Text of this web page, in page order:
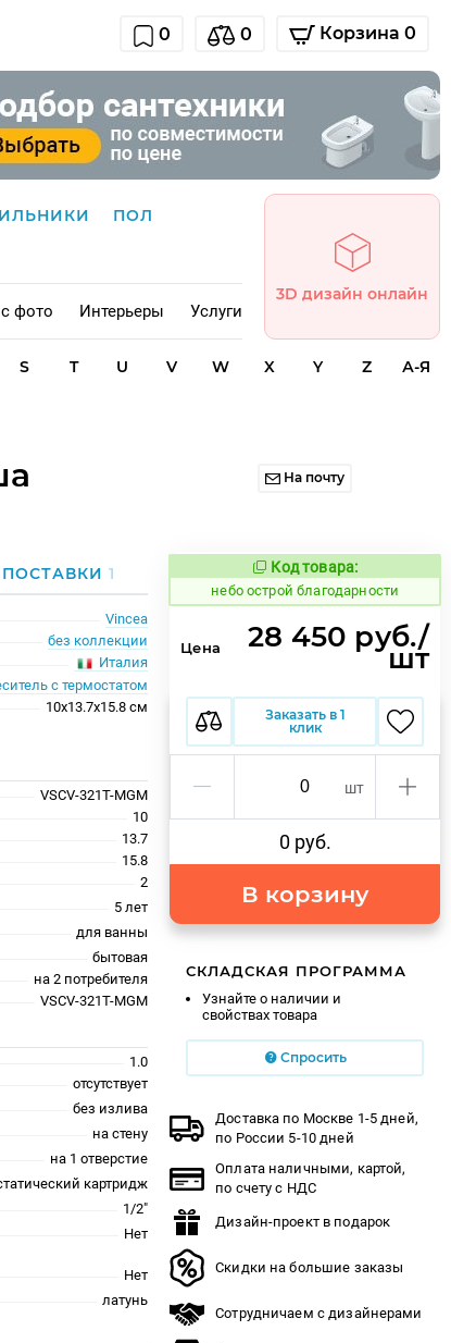
0 0 Корзина 0
ПОЛ
фото Интерьеры Услуги
3D дизайн онлайн
S T U V W X Y Z А-Я
На почту
ПОСТАВКИ1
Vincea
без коллекции
Италия
с термостатом
10x13.7x15.8 см
VSCV-321T-MGM
10
13.7
15.8
2
5 лет
для ванны
бытовая
на 2 потребителя
VSCV-321T-MGM
1.0
отсутствует
без излива
на стену
на 1 отверстие
картридж
1/2"
Нет
Нет
латунь
Код товара:
1117878 Код товара:
небо острой благодарности
Цена 28 450 руб./
шт
Заказать в 1
клик
шт
0 руб.
В корзину
СКЛАДСКАЯ ПРОГРАММА
Узнайте о наличии и
свойствах товара
Спросить
Доставка по Москве 1-5 дней,
по России 5-10 дней
Оплата наличными, картой,
по счету с НДС
Дизайн-проект в подарок
Скидки на большие заказы
Сотрудничаем с дизайнерами